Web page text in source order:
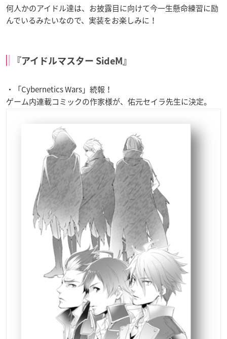
何人かのアイドル達は、お披露目に向けて今一生懸命練習に励
んでいるみたいなので、実装をお楽しみに！
『アイドルマスター SideM』
・「Cybernetics Wars」続報！
ゲーム内連載コミックの作家様が、佑元セイラ先生に決定。